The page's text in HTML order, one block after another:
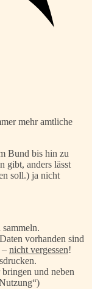
mehr amtliche
Bund bis hin zu
gibt, anders lässt
soll.) ja nicht
vorhanden sind
– nicht vergessen!
und neben